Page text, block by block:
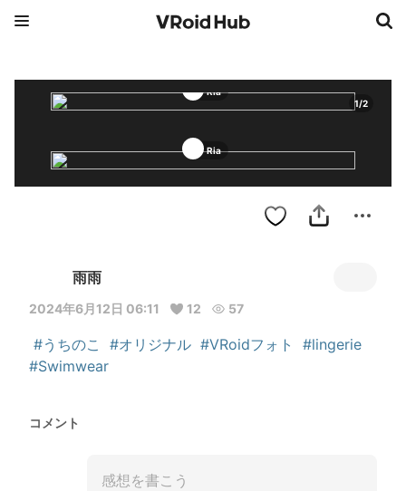
1/2
Ria
Ria
雨雨
2024年6月12日 06:11 12 57
#うちのこ #オリジナル #VRoidフォト
#lingerie
#Swimwear
コメント